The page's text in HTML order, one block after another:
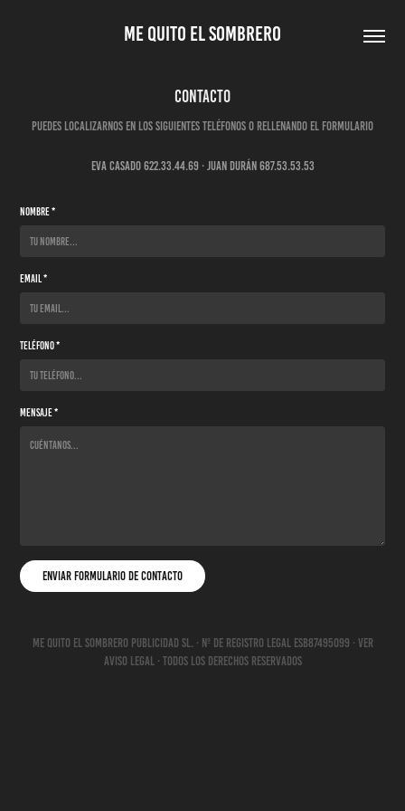
ME QUITO EL SOMBRERO
Contacto
Puedes localizarnos en los siguientes teléfonos o rellenando el formulario
Eva casado 622.33.44.69 · Juan Durán 687.53.53.53
Nombre *
Email *
Teléfono *
Mensaje *
Enviar Formulario de Contacto
Me Quito El Sombrero Publicidad SL. · Nº de REGISTRO LEGAL ESB87495099 · VER
AVISO LEGAL · Todos los derechos reservados